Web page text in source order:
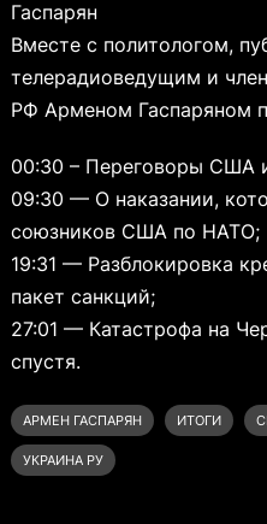
Гаспарян
Вместе с политологом,
телерадиоведущим и
РФ Арменом Гаспаряном
00:30 – Переговоры США
09:30 — О наказании,
союзников США по НАТО;
19:31 — Разблокировка
пакет санкций;
27:01 — Катастрофа на
спустя.
АРМЕН ГАСПАРЯН ИТОГИ
УКРАИНА РУ